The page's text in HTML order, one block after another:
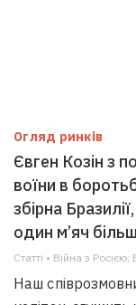
Огляд ринків
Євген Козін з
воїни в
збірна
один м’яч
Статті • Війна з
Наш